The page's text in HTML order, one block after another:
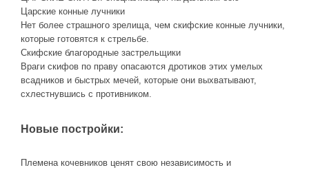
Царские конные лучники
Нет более страшного зрелища, чем скифские конные лучники,
которые готовятся к стрельбе.
Скифские благородные застрельщики
Враги скифов по праву опасаются дротиков этих умелых
всадников и быстрых мечей, которые они выхватывают,
схлестнувшись с противником.
Новые постройки:
Племена кочевников ценят свою независимость и